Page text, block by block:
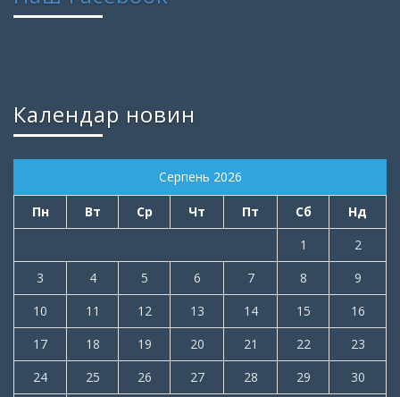
Календар новин
Серпень 2026
Пн Вт Ср Чт Пт Сб Нд
1
2
3
4 5 6 7 8
9
10
11 12 13 14 15
16
17
18 19 20 21 22
23
24
25 26 27 28 29
30